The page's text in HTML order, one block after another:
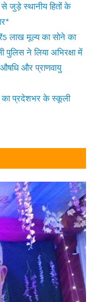
जुड़े स्थानीय हितों के
लाख मूल्य का सोने का
ने लिया अभिरक्षा में
और प्राणवायु
का प्रदेशभर के स्कूली